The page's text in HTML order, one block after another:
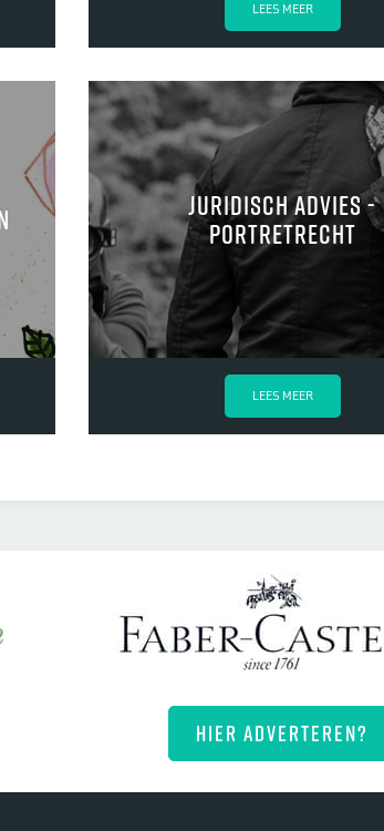
LEES MEER
Juridisch advies -
portretrecht
LEES MEER
HIER ADVERTEREN?